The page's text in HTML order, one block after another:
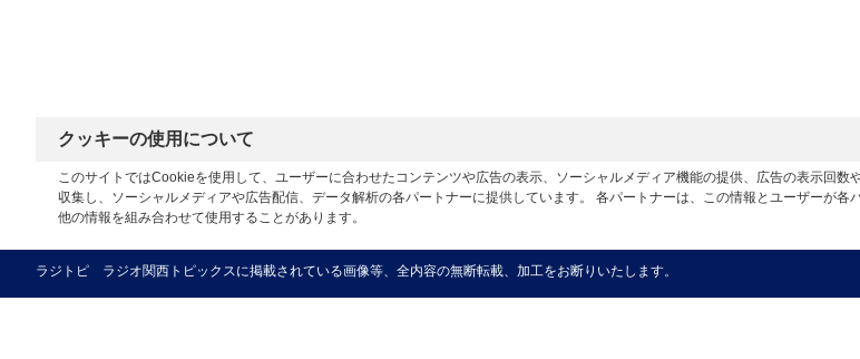
クッキーの使用について
このサイトではCookieを使用して、ユーザーに合わせたコンテンツや広告の表示、ソーシャルメディア機能の提供、広告の表示回
収集し、ソーシャルメディアや広告配信、データ解析の各パートナーに提供しています。 各パートナーは、この情報とユーザーが
他の情報を組み合わせて使用することがあります。
ラジトピ ラジオ関西トピックスに掲載されている画像等、全内容の無断転載、加工をお断りいたします。